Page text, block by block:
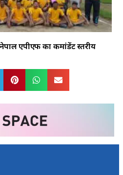
एपीएफ का कमांडेंट स्तरीय